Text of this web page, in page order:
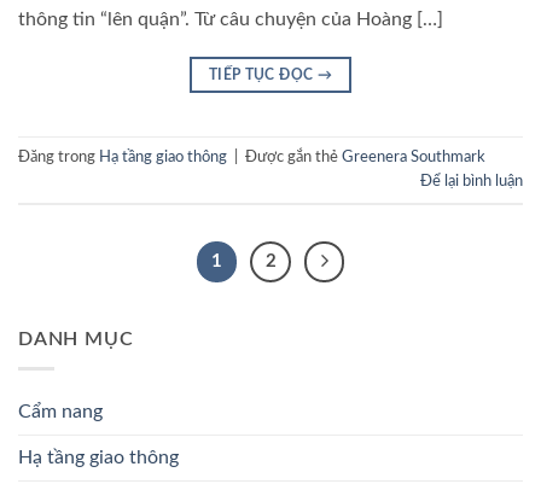
thông tin “lên quận”. Từ câu chuyện của Hoàng […]
TIẾP TỤC ĐỌC →
Đăng trong Hạ tầng giao thông Được gắn thẻ Greenera Southmark
Để lại bình luận
1 2
DANH MỤC
Cẩm nang
Hạ tầng giao thông